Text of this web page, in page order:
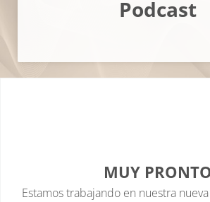
Podcast
MUY
Estamos trabajando en nuestra